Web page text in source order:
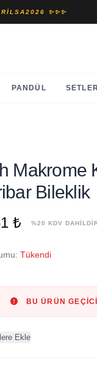
✨✨✨
PANDÜL
Makrome
Bileklik
₺ %20 KDV
Tükendi
BU ÜRÜN
Ekle